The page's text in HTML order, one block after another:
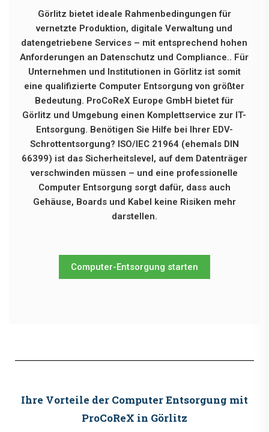
Görlitz bietet ideale Rahmenbedingungen für
vernetzte Produktion, digitale Verwaltung und
datengetriebene Services – mit entsprechend hohen
Anforderungen an Datenschutz und Compliance.. Für
Unternehmen und Institutionen in Görlitz ist somit
eine qualifizierte Computer Entsorgung von größter
Bedeutung. ProCoReX Europe GmbH bietet für
Görlitz und Umgebung einen Komplettservice zur IT-
Entsorgung. Benötigen Sie Hilfe bei Ihrer EDV-
Schrottentsorgung? ISO/IEC 21964 (ehemals DIN
66399) ist das Sicherheitslevel, auf dem Datenträger
verschwinden müssen – und eine professionelle
Computer Entsorgung sorgt dafür, dass auch
Gehäuse, Boards und Kabel keine Risiken mehr
darstellen.
Computer-Entsorgung starten
Ihre Vorteile der Computer Entsorgung mit
ProCoReX in Görlitz